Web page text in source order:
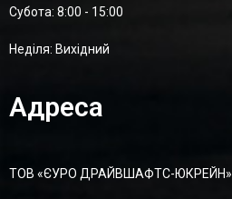
Суботa: 8:00 - 15:00
Неділя: Вихідний
Адреса
ТОВ «ЄУРО ДРАЙВШАФТC-ЮКРЕЙН»